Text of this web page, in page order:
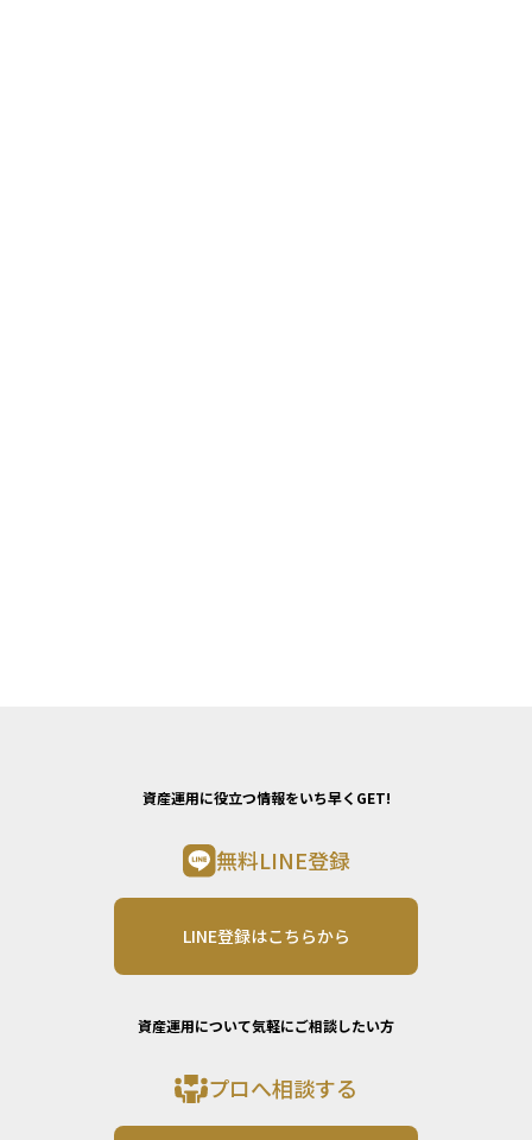
資産運用に役立つ情報をいち早くGET!
無料LINE登録
LINE登録はこちらから
資産運用について気軽にご相談したい方
プロへ相談する